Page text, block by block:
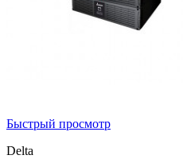
Быстрый просмотр
Delta